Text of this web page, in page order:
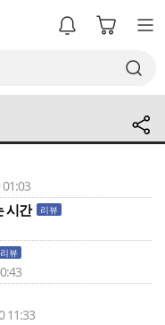
시간 리뷰
리뷰
11:33